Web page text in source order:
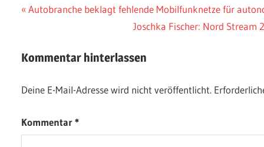
Beitragsnavigation
Vorheriger
Autobranche beklagt fehlende Mobilfunknetze für
Nächster
Joschka Fischer: Nord Stream
Kommentar hinterlassen
Deine E-Mail-Adresse wird nicht veröffentlicht.
Kommentar*